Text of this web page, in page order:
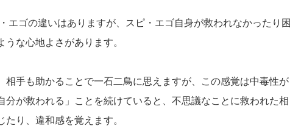
エゴの違いはありますが、スピ・エゴ自身が救われなかったり困
な心地よさがあります。
相手も助かることで一石二鳥に思えますが、この感覚は中毒性が
分が救われる」ことを続けていると、不思議なことに救われた相
り、違和感を覚えます。